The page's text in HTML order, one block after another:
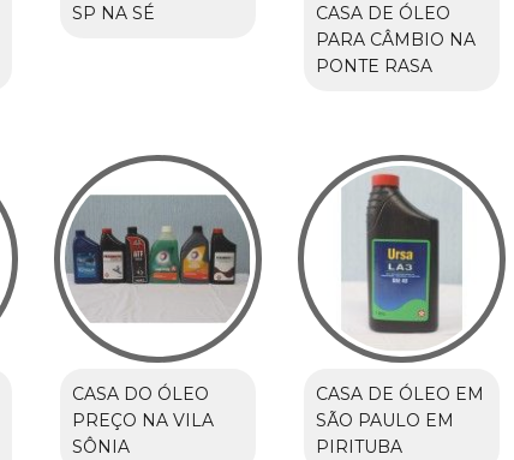
SP NA SÉ
CASA DE ÓLEO
PARA CÂMBIO NA
PONTE RASA
CASA DO ÓLEO
PREÇO NA VILA
SÔNIA
CASA DE ÓLEO EM
SÃO PAULO EM
PIRITUBA